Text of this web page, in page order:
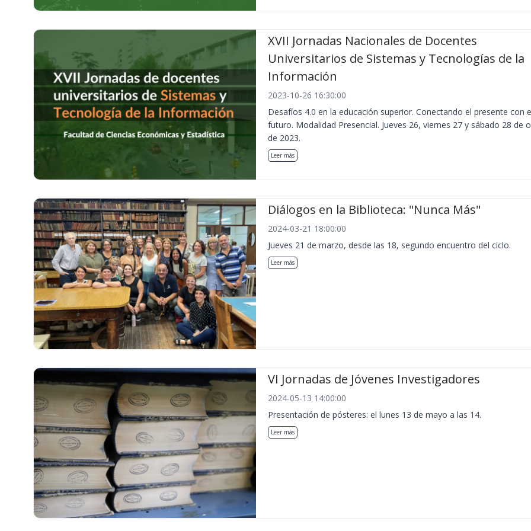
XVII Jornadas Nacionales de Docentes
Universitarios de Sistemas y Tecnologías de la
Información
2023-10-26 16:30:00
Desafíos 4.0 en la educación superior. Conectando el presente con
futuro. Modalidad Presencial. Jueves 26, viernes 27 y sábado 28 de
de 2023.
Leer más
Diálogos en la Biblioteca: "Nunca Más"
2024-03-21 18:00:00
Jueves 21 de marzo, desde las 18, segundo encuentro del ciclo.
Leer más
VI Jornadas de Jóvenes Investigadores
2024-05-13 14:00:00
Presentación de pósteres: el lunes 13 de mayo a las 14.
Leer más